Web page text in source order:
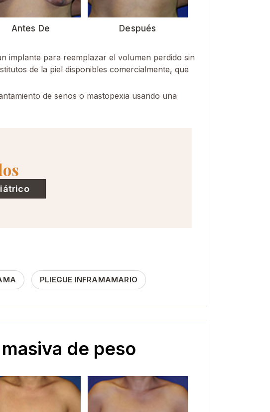
Antes De Después
implante para reemplazar el volumen perdido sin
de la piel disponibles comercialmente, que
de senos o mastopexia usando una
PLIEGUE INFRAMAMARIO
de peso